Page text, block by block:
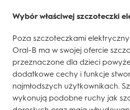
Wybór właściwej szczoteczki
Poza szczoteczkami
Oral-B ma w swojej ofercie
przeznaczone dla dzieci
dodatkowe cechy i funkcje
najmłodszych użytkownikach.
wykonują podobne ruchy jak